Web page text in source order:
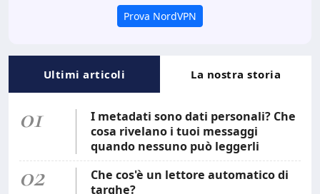
Prova NordVPN
Ultimi articoli La nostra storia
01
I metadati sono dati personali? Che
cosa rivelano i tuoi messaggi
quando nessuno può leggerli
02
Che cos'è un lettore automatico di
targhe?